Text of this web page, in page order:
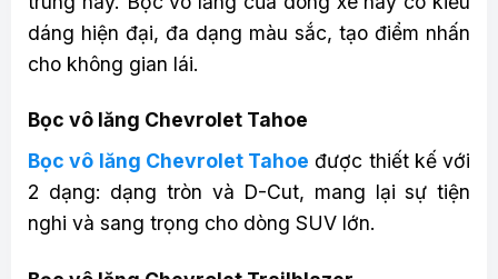
dáng hiện đại, đa dạng màu sắc, tạo điểm nhấn
cho không gian lái.
Bọc vô lăng Chevrolet Tahoe
Bọc vô lăng Chevrolet Tahoe được thiết kế với
2 dạng: dạng tròn và D-Cut, mang lại sự tiện
nghi và sang trọng cho dòng SUV lớn.